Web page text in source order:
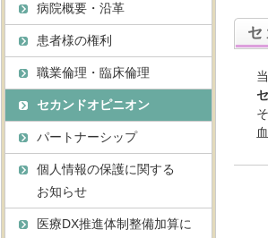
病院概要・沿革
患者様の権利
職業倫理・臨床倫理
セカンドオピニオン
パートナーシップ
個人情報の保護に関する
お知らせ
医療DX推進体制整備加算に